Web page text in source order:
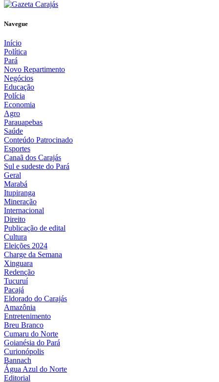
Navegue
Início
Política
Pará
Novo Repartimento
Negócios
Educação
Polícia
Economia
Agro
Parauapebas
Saúde
Conteúdo Patrocinado
Esportes
Canaã dos Carajás
Sul e sudeste do Pará
Geral
Marabá
Itupiranga
Mineração
Internacional
Direito
Publicação de edital
Cultura
Eleições 2024
Charge da Semana
Xinguara
Redenção
Tucuruí
Pacajá
Eldorado do Carajás
Amazônia
Entretenimento
Breu Branco
Cumaru do Norte
Goianésia do Pará
Curionópolis
Bannach
Água Azul do Norte
Editorial